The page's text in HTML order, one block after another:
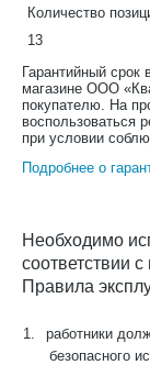
Количество
13
Гарантийный срок
магазине ООО
покупателю. На
воспользоваться
при условии
Подробнее о
Необходимо
соответствии
Правила
1.
работники
безопасного